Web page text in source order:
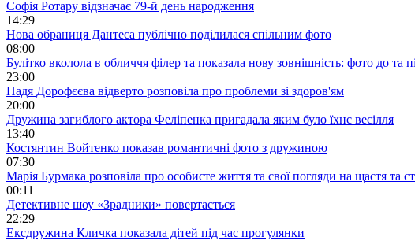
Софія Ротару відзначає 79-й день народження
14:29
Нова обраниця Дантеса публічно поділилася спільним фото
08:00
Булітко вколола в обличчя філер та показала нову зовнішність: фото до та
23:00
Надя Дорофєєва відверто розповіла про проблеми зі здоров'ям
20:00
Дружина загиблого актора Феліпенка пригадала яким було їхнє весілля
13:40
Костянтин Войтенко показав романтичні фото з дружиною
07:30
Марія Бурмака розповіла про особисте життя та свої погляди на щастя та
00:11
Детективне шоу «Зрадники» повертається
22:29
Ексдружина Кличка показала дітей під час прогулянки